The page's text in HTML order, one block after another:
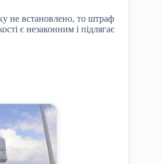
не встановлено, то штраф
є незаконним і підлягає